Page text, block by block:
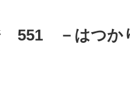
551 －はつか